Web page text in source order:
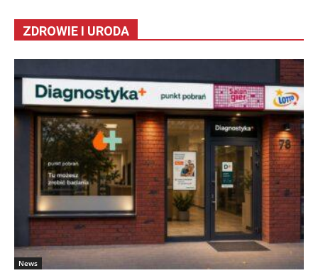
ZDROWIE I URODA
News